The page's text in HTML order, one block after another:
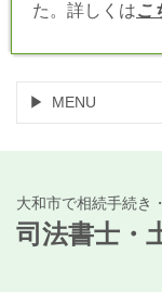
た。詳しくはこ
MENU
大和市で相続手続き
司法書士・